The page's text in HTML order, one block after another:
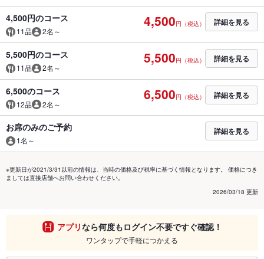
4,500円のコース
11品 2名～
4,500円（税込） 詳細を見る
5,500円のコース
11品 2名～
5,500円（税込） 詳細を見る
6,500のコース
12品 2名～
6,500円（税込） 詳細を見る
お席のみのご予約
1名～
詳細を見る
※更新日が2021/3/31以前の情報は、当時の価格及び税率に基づく情報となります。 価格につき
ましては直接店舗へお問い合わせください。
2026/03/18 更新
アプリなら何度もログイン不要ですぐ確認！
ワンタップで手軽につかえる